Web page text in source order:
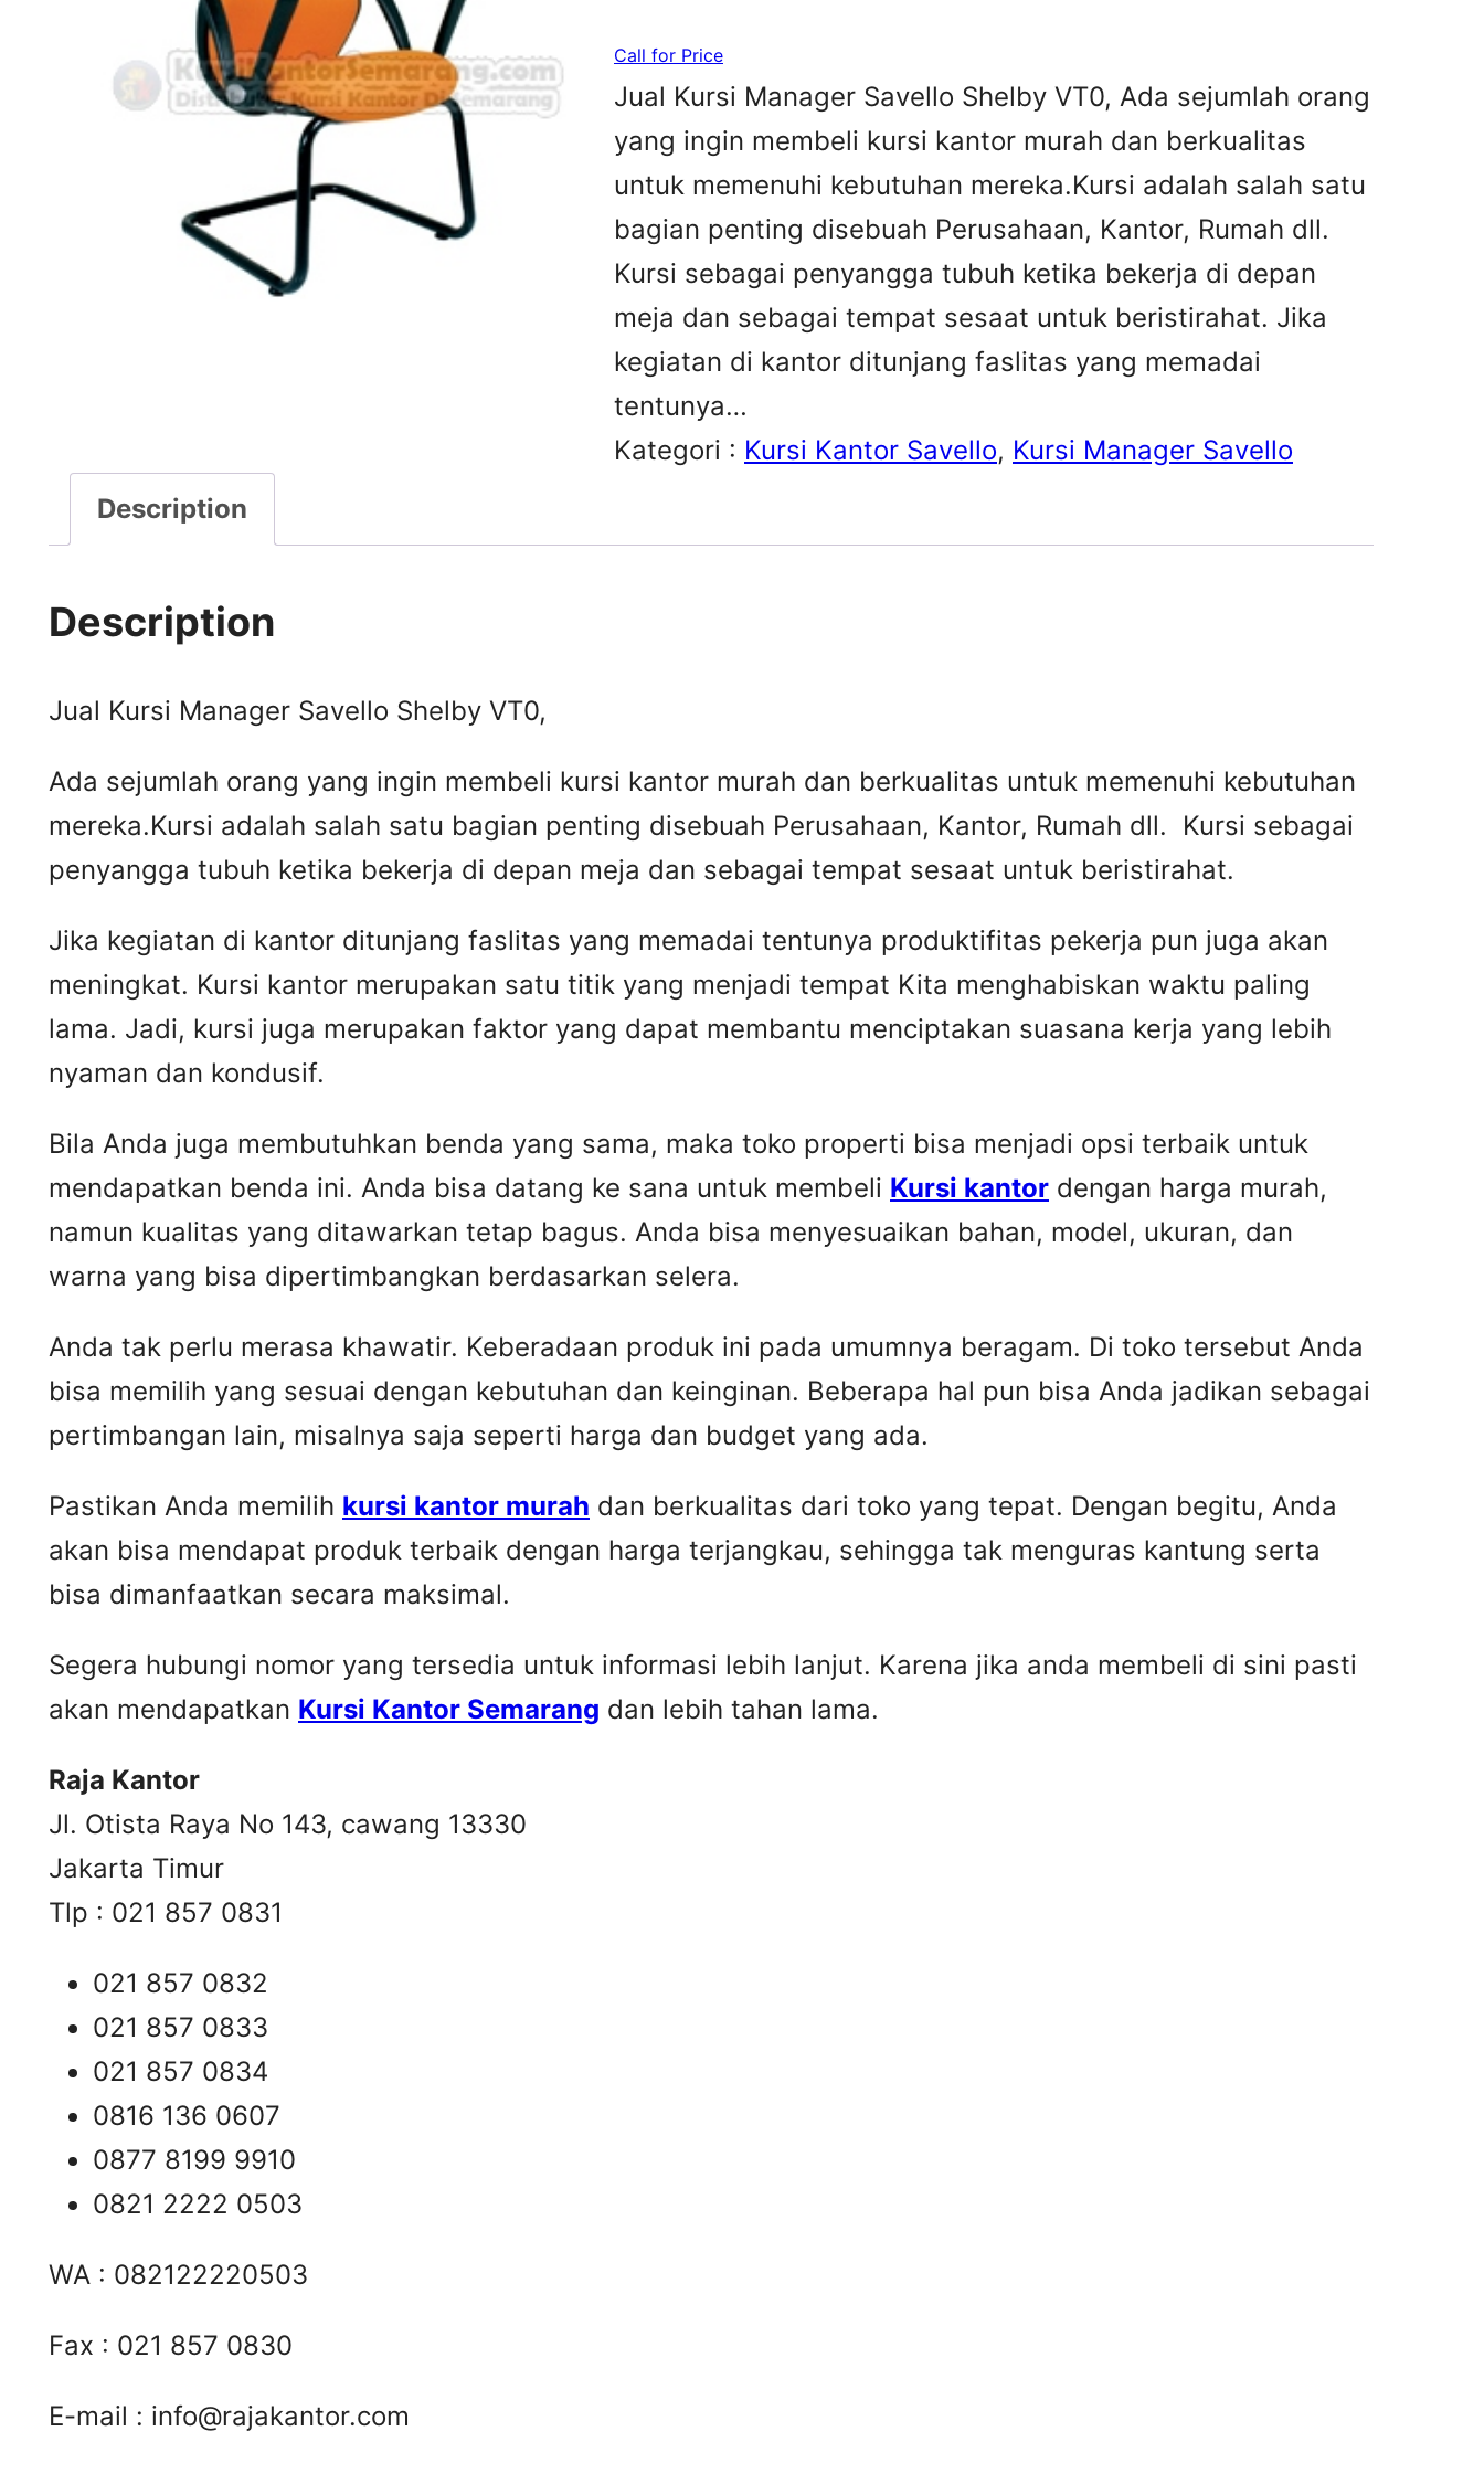
Call for Price
Jual Kursi Manager Savello Shelby VT0, Ada sejumlah orang
yang ingin membeli kursi kantor murah dan berkualitas
untuk memenuhi kebutuhan mereka.Kursi adalah salah satu
bagian penting disebuah Perusahaan, Kantor, Rumah dll.
Kursi sebagai penyangga tubuh ketika bekerja di depan
meja dan sebagai tempat sesaat untuk beristirahat. Jika
kegiatan di kantor ditunjang faslitas yang memadai
tentunya…
Kategori : Kursi Kantor Savello, Kursi Manager Savello
Description
Description
Jual Kursi Manager Savello Shelby VT0,
Ada sejumlah orang yang ingin membeli kursi kantor murah dan berkualitas untuk memenuhi kebutuhan
mereka.Kursi adalah salah satu bagian penting disebuah Perusahaan, Kantor, Rumah dll. Kursi sebagai
penyangga tubuh ketika bekerja di depan meja dan sebagai tempat sesaat untuk beristirahat.
Jika kegiatan di kantor ditunjang faslitas yang memadai tentunya produktifitas pekerja pun juga akan
meningkat. Kursi kantor merupakan satu titik yang menjadi tempat Kita menghabiskan waktu paling
lama. Jadi, kursi juga merupakan faktor yang dapat membantu menciptakan suasana kerja yang lebih
nyaman dan kondusif.
Bila Anda juga membutuhkan benda yang sama, maka toko properti bisa menjadi opsi terbaik untuk
mendapatkan benda ini. Anda bisa datang ke sana untuk membeli Kursi kantor dengan harga murah,
namun kualitas yang ditawarkan tetap bagus. Anda bisa menyesuaikan bahan, model, ukuran, dan
warna yang bisa dipertimbangkan berdasarkan selera.
Anda tak perlu merasa khawatir. Keberadaan produk ini pada umumnya beragam. Di toko tersebut Anda
bisa memilih yang sesuai dengan kebutuhan dan keinginan. Beberapa hal pun bisa Anda jadikan sebagai
pertimbangan lain, misalnya saja seperti harga dan budget yang ada.
Pastikan Anda memilih kursi kantor murah dan berkualitas dari toko yang tepat. Dengan begitu, Anda
akan bisa mendapat produk terbaik dengan harga terjangkau, sehingga tak menguras kantung serta
bisa dimanfaatkan secara maksimal.
Segera hubungi nomor yang tersedia untuk informasi lebih lanjut. Karena jika anda membeli di sini pasti
akan mendapatkan Kursi Kantor Semarang dan lebih tahan lama.
Raja Kantor
Jl. Otista Raya No 143, cawang 13330
Jakarta Timur
Tlp : 021 857 0831
021 857 0832
021 857 0833
021 857 0834
0816 136 0607
0877 8199 9910
0821 2222 0503
WA : 082122220503
Fax : 021 857 0830
E-mail : info@rajakantor.com